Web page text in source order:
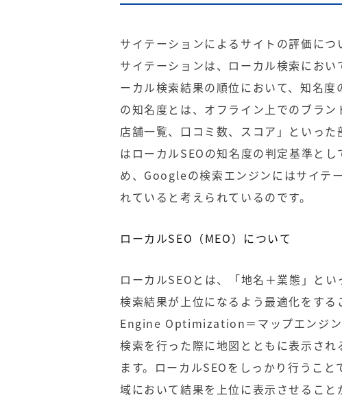
サイテーションによるサイトの評価に
サイテーションは、ローカル検索にお
ーカル検索結果の順位において、知名
の知名度とは、オフライン上でのブラン
店舗一覧、口コミ数、スコア」といっ
はローカルSEOの知名度の判定基準と
め、Googleの検索エンジンにはサイテ
れていると考えられているのです。
ローカルSEO（MEO）について
ローカルSEOとは、「地名＋業態」と
検索結果が上位になるよう最適化をす
Engine Optimization＝マップエンジ
検索を行った際に地図とともに表示さ
ます。ローカルSEOをしっかり行うこ
域において結果を上位に表示させるこ